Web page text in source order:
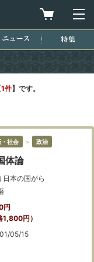
買物カゴを
ニュース
1件】です。
社会 ＞ 政治
体論
日本の国がら
円
1,800円）
05/15